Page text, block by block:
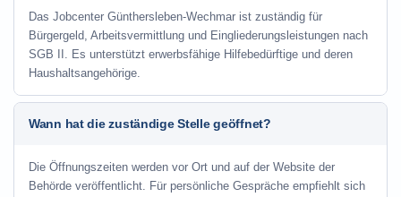
Das Jobcenter Günthersleben-Wechmar ist zuständig für
Bürgergeld, Arbeitsvermittlung und Eingliederungsleistungen nach
SGB II. Es unterstützt erwerbsfähige Hilfebedürftige und deren
Haushaltsangehörige.
Wann hat die zuständige Stelle geöffnet?
Die Öffnungszeiten werden vor Ort und auf der Website der
Behörde veröffentlicht. Für persönliche Gespräche empfiehlt sich